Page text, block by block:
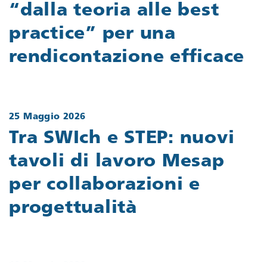
“dalla teoria alle best
practice” per una
rendicontazione efficace
25 Maggio 2026
Tra SWIch e STEP: nuovi
tavoli di lavoro Mesap
per collaborazioni e
progettualità